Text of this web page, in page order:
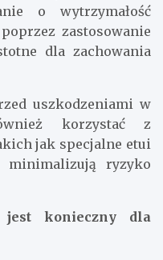
o wytrzymałość
zastosowanie
dla zachowania
uszkodzeniami w
korzystać z
jak specjalne etui
ryzyko
jest konieczny dla